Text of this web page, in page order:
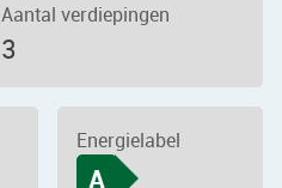
Aantal verdiepingen
3
Energielabel
A